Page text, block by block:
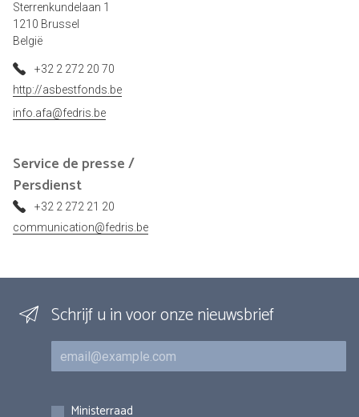
Sterrenkundelaan 1
1210 Brussel
België
+32 2 272 20 70
http://asbestfonds.be
info.afa@fedris.be
Service de presse /
Persdienst
+32 2 272 21 20
communication@fedris.be
Schrijf u in voor onze nieuwsbrief
E-mail
Inschrijvingen
Ministerraad